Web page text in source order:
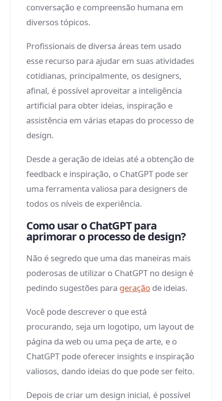
conversação e compreensão humana em
diversos tópicos.
Profissionais de diversa áreas tem usado
esse recurso para ajudar em suas atividades
cotidianas, principalmente, os designers,
afinal, é possível aproveitar a inteligência
artificial para obter ideias, inspiração e
assistência em várias etapas do processo de
design.
Desde a geração de ideias até a obtenção de
feedback e inspiração, o ChatGPT pode ser
uma ferramenta valiosa para designers de
todos os níveis de experiência.
Como usar o ChatGPT para
aprimorar o processo de design?
Não é segredo que uma das maneiras mais
poderosas de utilizar o ChatGPT no design é
pedindo sugestões para geração de ideias.
Você pode descrever o que está
procurando, seja um logotipo, um layout de
página da web ou uma peça de arte, e o
ChatGPT pode oferecer insights e inspiração
valiosos, dando ideias do que pode ser feito.
Depois de criar um design inicial, é possível